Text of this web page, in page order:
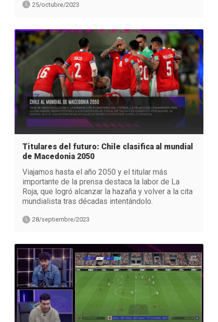
25/octubre/2023
Titulares del futuro: Chile clasifica al mundial
de Macedonia 2050
Viajamos hasta el año 2050 y el titular más
importante de la prensa destaca la labor de La
Roja, que logró alcanzar la hazaña y volver a la cita
mundialista tras décadas intentándolo.
28/septiembre/2023